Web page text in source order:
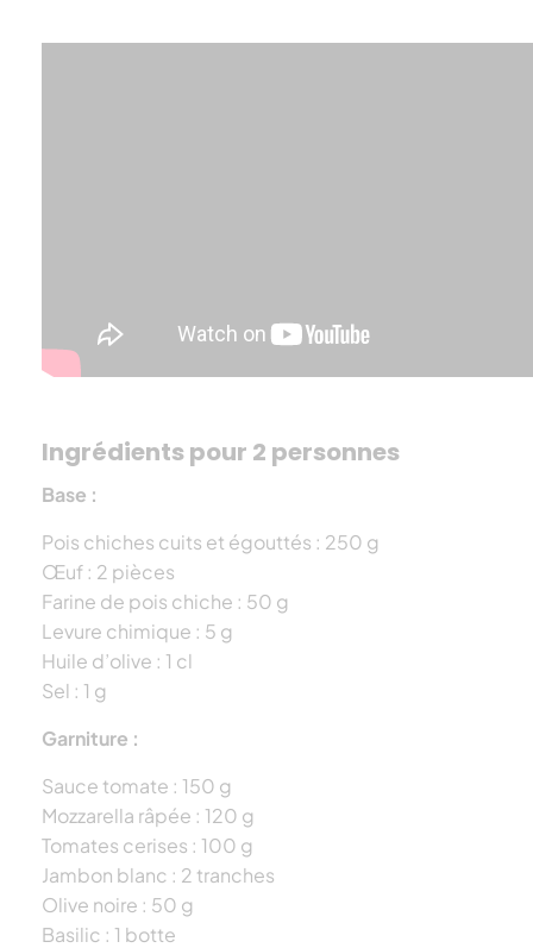
Ingrédients pour 2 personnes
Base :
Pois chiches cuits et égouttés : 250 g
Œuf : 2 pièces
Farine de pois chiche : 50 g
Levure chimique : 5 g
Huile d’olive : 1 cl
Sel : 1 g
Garniture :
Sauce tomate : 150 g
Mozzarella râpée : 120 g
Tomates cerises : 100 g
Jambon blanc : 2 tranches
Olive noire : 50 g
Basilic : 1 botte